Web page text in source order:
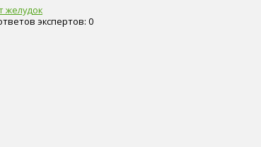
желудок
экспертов: 0